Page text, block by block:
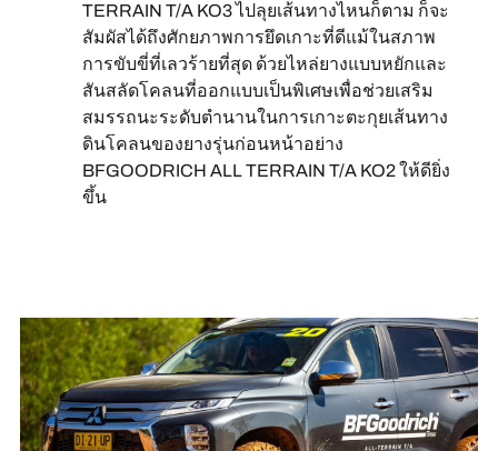
TERRAIN T/A KO3 ไปลุยเส้นทางไหนก็ตาม ก็จะ
สัมผัสได้ถึงศักยภาพการยึดเกาะที่ดีแม้ในสภาพ
การขับขี่ที่เลวร้ายที่สุด ด้วยไหล่ยางแบบหยักและ
สันสลัดโคลนที่ออกแบบเป็นพิเศษเพื่อช่วยเสริม
สมรรถนะระดับตำนานในการเกาะตะกุยเส้นทาง
ดินโคลนของยางรุ่นก่อนหน้าอย่าง
BFGOODRICH ALL TERRAIN T/A KO2 ให้ดียิ่ง
ขึ้น